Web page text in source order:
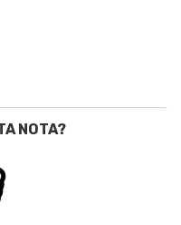
NOTA?